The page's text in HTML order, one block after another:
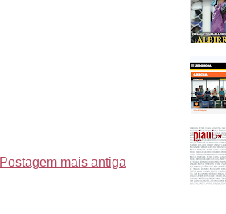
Postagem mais antiga